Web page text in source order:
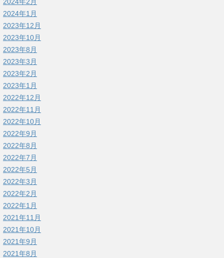
2024年1月
2023年12月
2023年10月
2023年8月
2023年3月
2023年2月
2023年1月
2022年12月
2022年11月
2022年10月
2022年9月
2022年8月
2022年7月
2022年5月
2022年3月
2022年2月
2022年1月
2021年11月
2021年10月
2021年9月
2021年8月